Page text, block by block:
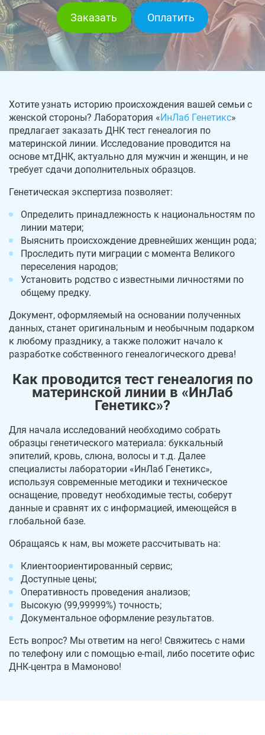
Заказать Оплатить
Хотите узнать историю происхождения вашей семьи с
женской стороны? Лаборатория « ИнЛаб Генетикс»
предлагает заказать ДНК тест генеалогия по
материнской линии. Исследование проводится на
основе мтДНК, актуально для мужчин и женщин, и не
требует сдачи дополнительных образцов.
Генетическая экспертиза позволяет:
Определить принадлежность к национальностям по
линии матери;
Выяснить происхождение древнейших женщин рода;
Проследить пути миграции с момента Великого
переселения народов;
Установить родство с известными личностями по
общему предку.
Документ, оформляемый на основании полученных
данных, станет оригинальным и необычным подарком
к любому празднику, а также положит начало к
разработке собственного генеалогического древа!
Как проводится тест генеалогия по
материнской линии в «ИнЛаб
Генетикс»?
Для начала исследований необходимо собрать
образцы генетического материала: буккальный
эпителий, кровь, слюна, волосы и т.д. Далее
специалисты лаборатории «ИнЛаб Генетикс»,
используя современные методики и техническое
оснащение, проведут необходимые тесты, соберут
данные и сравнят их с информацией, имеющейся в
глобальной базе.
Обращаясь к нам, вы можете рассчитывать на:
Клиентоориентированный сервис;
Доступные цены;
Оперативность проведения анализов;
Высокую (99,99999%) точность;
Документальное оформление результатов.
Есть вопрос? Мы ответим на него! Свяжитесь с нами
по телефону или с помощью e-mail, либо посетите офис
ДНК-центра в Мамоново!